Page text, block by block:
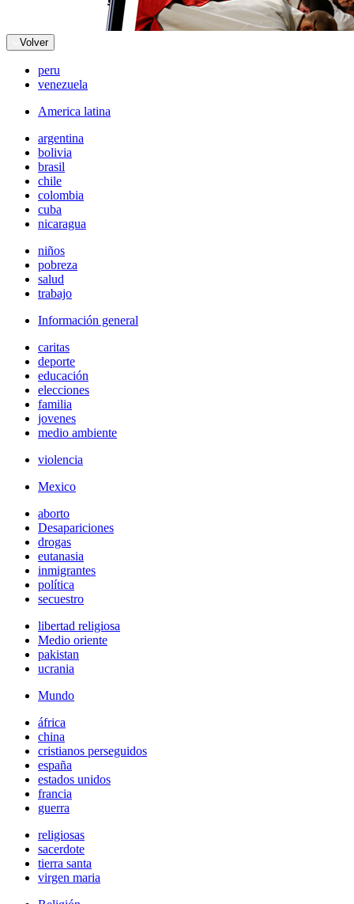
Volver
peru
venezuela
America latina
argentina
bolivia
brasil
chile
colombia
cuba
nicaragua
niños
pobreza
salud
trabajo
Información general
caritas
deporte
educación
elecciones
familia
jovenes
medio ambiente
violencia
Mexico
aborto
Desapariciones
drogas
eutanasia
inmigrantes
política
secuestro
libertad religiosa
Medio oriente
pakistan
ucrania
Mundo
áfrica
china
cristianos perseguidos
españa
estados unidos
francia
guerra
religiosas
sacerdote
tierra santa
virgen maria